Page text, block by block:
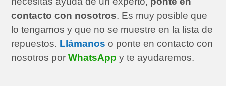
contacto con nosotros. Es muy posible que
lo tengamos y que no se muestre en la lista de
repuestos. Llámanos o ponte en contacto con
nosotros porWhatsApp y te ayudaremos.